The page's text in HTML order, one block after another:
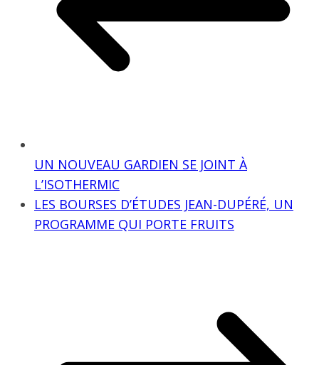
UN NOUVEAU GARDIEN SE JOINT À
L’ISOTHERMIC
LES BOURSES D’ÉTUDES JEAN-DUPÉRÉ, UN
PROGRAMME QUI PORTE FRUITS